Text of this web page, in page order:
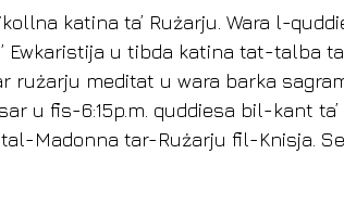
katina ta’ Rużarju. Wara l-
Ewkaristija u tibda katina tat-talba
rużarju meditat u wara barka
u fis-6:15p.m. quddiesa bil-kant ta’
Madonna tar-Rużarju fil-Knisja.